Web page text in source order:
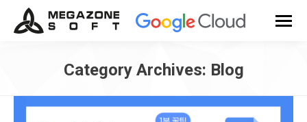
Category Archives: Blog